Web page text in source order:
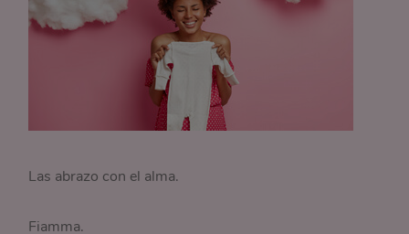
Las abrazo con el alma.
Fiamma.